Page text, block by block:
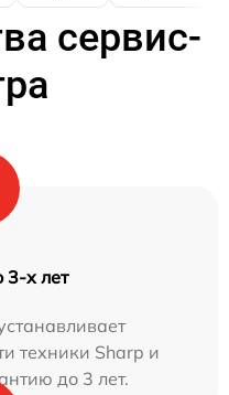
сервис-
3-х лет
техники Sharp и
до 3 лет.